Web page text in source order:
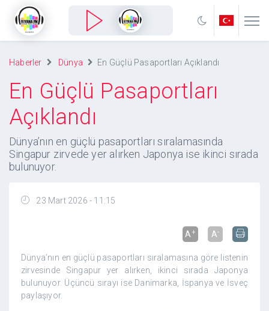
Haberler Dünya En Güçlü Pasaportları Açıklandı
En Güçlü Pasaportları
Açıklandı
Dünya’nın en güçlü pasaportları sıralamasında
Singapur zirvede yer alırken Japonya ise ikinci sırada
bulunuyor.
23 Mart 2026 - 11:15
A+ A-
Dünya’nın en güçlü pasaportları sıralamasına göre listenin
zirvesinde Singapur yer alırken, ikinci sırada Japonya
bulunuyor. Üçüncü sırayı ise Danimarka, İspanya ve İsveç
paylaşıyor.